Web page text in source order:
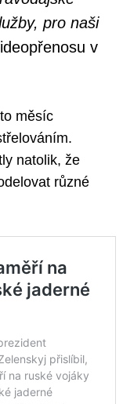
pro naši
v
měsíc
natolik, že
různé